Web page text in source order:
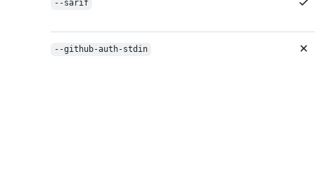
--sarif
--github-auth-stdin